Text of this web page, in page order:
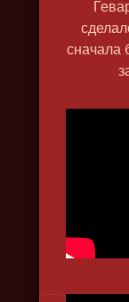
сначала